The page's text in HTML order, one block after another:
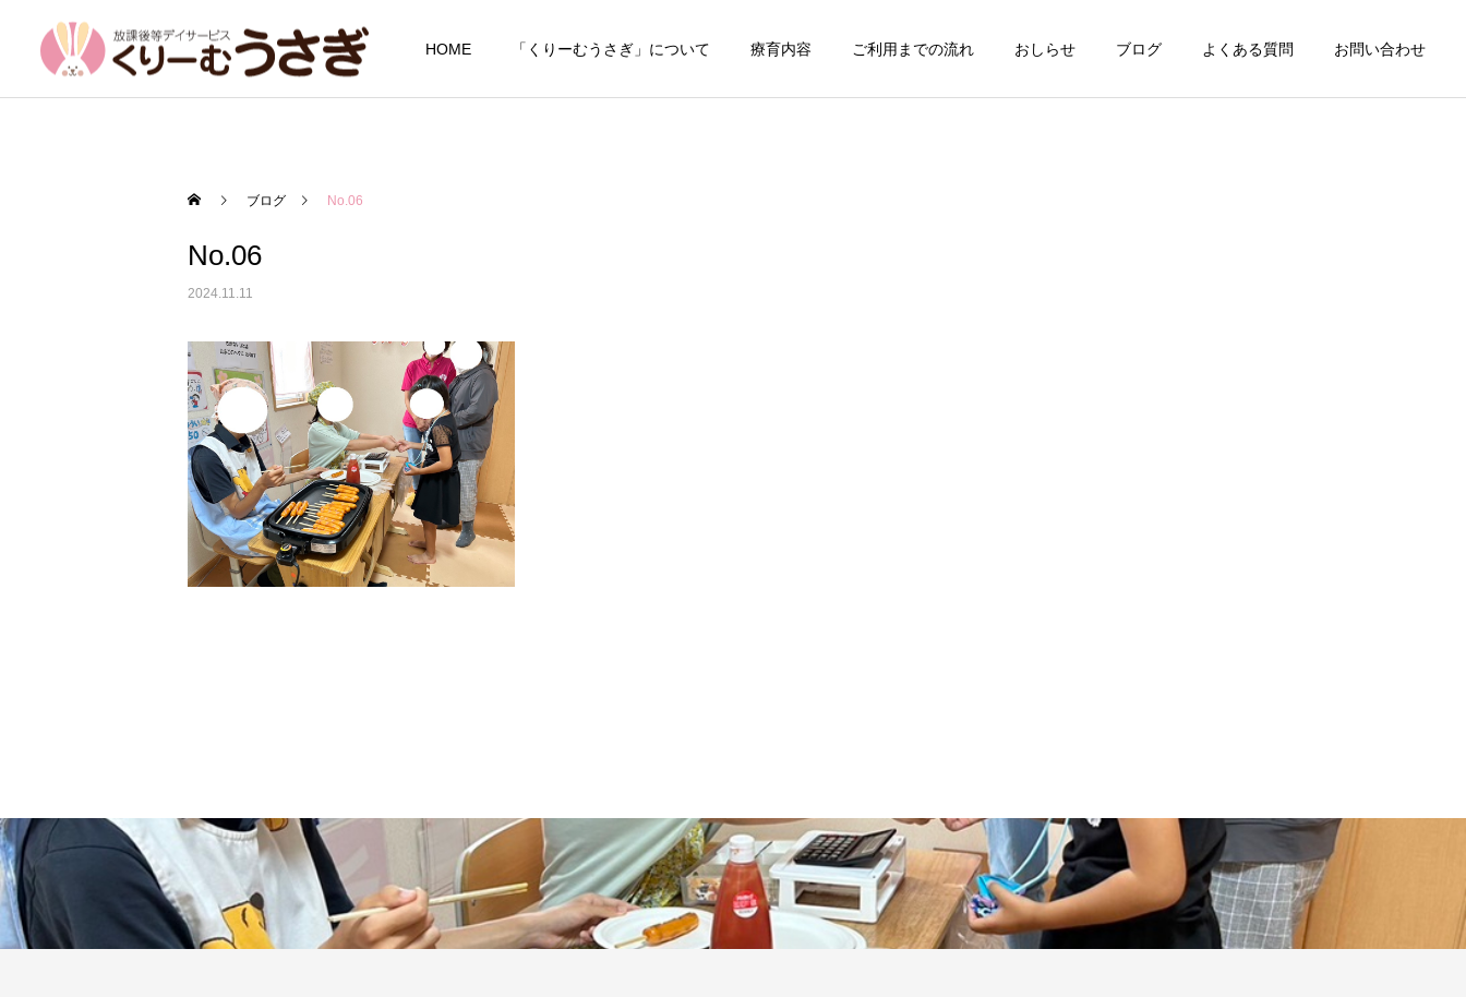
HOME 「くりーむうさぎ」について 療育内容 ご利用までの流れ おしらせ ブログ よくある質問 お問い合わせ
ブログ No.06
No.06
2024.11.11